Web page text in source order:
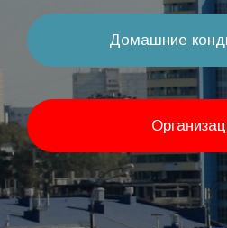
Домашние